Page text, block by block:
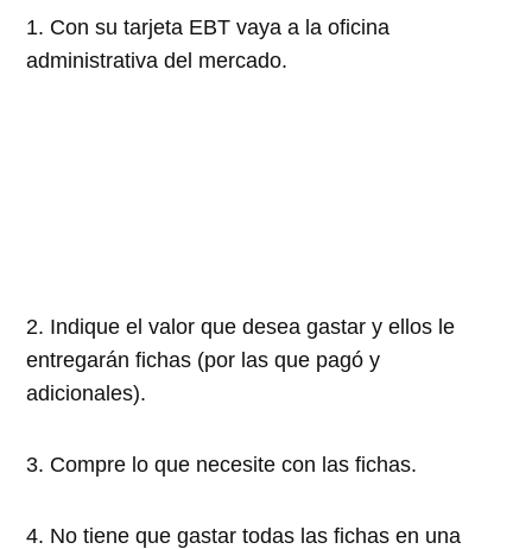
1. Con su tarjeta EBT vaya a la oficina
administrativa del mercado.
2. Indique el valor que desea gastar y ellos le
entregarán fichas (por las que pagó y
adicionales).
3. Compre lo que necesite con las fichas.
4. No tiene que gastar todas las fichas en una